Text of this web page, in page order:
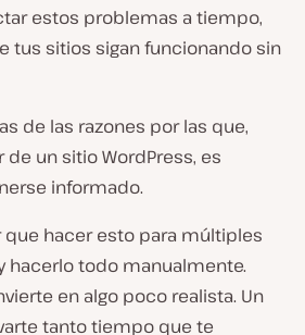
estos problemas a tiempo,
tus sitios sigan funcionando sin
de las razones por las que,
un sitio WordPress, es
informado.
que hacer esto para múltiples
hacerlo todo manualmente.
en algo poco realista. Un
tanto tiempo que te